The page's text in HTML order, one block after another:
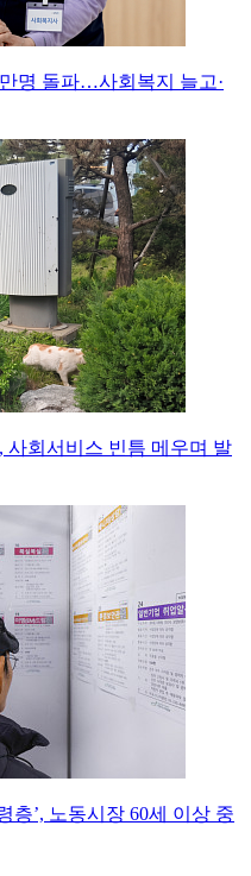
명 돌파…사회복지 늘고·
사회서비스 빈틈 메우며 발
층’, 노동시장 60세 이상 중